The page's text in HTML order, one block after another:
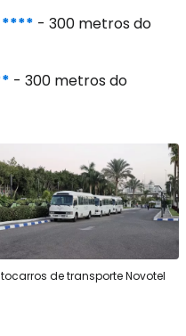
**** - 300 metros do
- 300 metros do
de transporte Novotel